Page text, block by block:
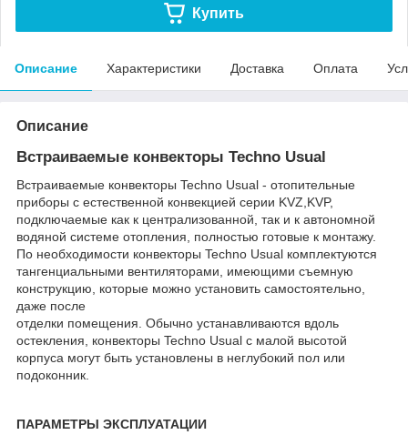
Купить
Описание Характеристики Доставка Оплата
Описание
Встраиваемые конвекторы Techno Usual
Встраиваемые конвекторы Techno Usual - отопительные
приборы с естественной конвекцией серии KVZ,KVP,
подключаемые как к централизованной, так и к автономной
водяной системе отопления, полностью готовые к монтажу.
По необходимости конвекторы Techno Usual комплектуются
тангенциальными вентиляторами, имеющими съемную
конструкцию, которые можно установить самостоятельно,
даже после
отделки помещения. Обычно устанавливаются вдоль
остекления, конвекторы Techno Usual с малой высотой
корпуса могут быть установлены в неглубокий пол или
подоконник.
ПАРАМЕТРЫ ЭКСПЛУАТАЦИИ